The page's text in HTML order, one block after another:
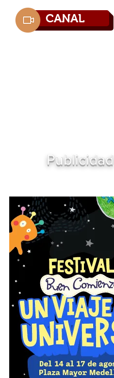
CANAL
Publicidad